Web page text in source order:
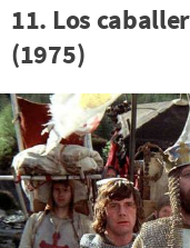
11. Los
(1975)